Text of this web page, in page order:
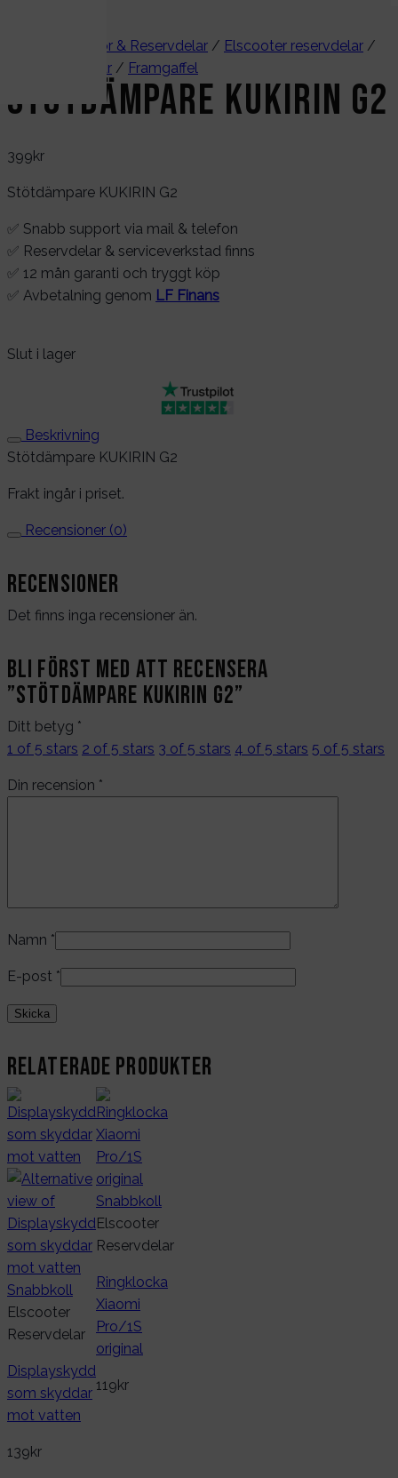
Tillbehör & Reservdelar / Elscooter reservdelar /
Mekaniska delar / Framgaffel
Stötdämpare KUKIRIN G2
399kr
Stötdämpare KUKIRIN G2
✅ Snabb support via mail & telefon
✅ Reservdelar & serviceverkstad finns
✅ 12 mån garanti och tryggt köp
✅ Avbetalning genom LF Finans
Slut i lager
Beskrivning
Stötdämpare KUKIRIN G2
Frakt ingår i priset.
Recensioner (0)
Recensioner
Det finns inga recensioner än.
Bli först med att recensera
”Stötdämpare KUKIRIN G2”
Ditt betyg *
1 of 5 stars 2 of 5 stars 3 of 5 stars 4 of 5 stars 5 of 5 stars
Din recension *
Namn *
E-post *
Relaterade produkter
Snabbkoll
Elscooter
Reservdelar
Displayskydd
som skyddar
mot vatten
139kr
Snabbkoll
Elscooter
Reservdelar
Ringklocka
Xiaomi
Pro/1S
original
119kr